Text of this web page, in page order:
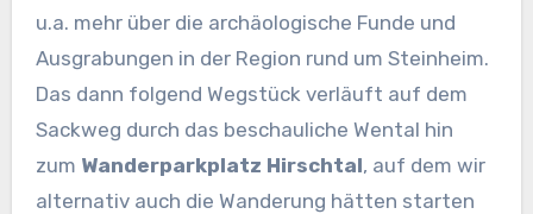
u.a. mehr über die archäologische Funde und
Ausgrabungen in der Region rund um Steinheim.
Das dann folgend Wegstück verläuft auf dem
Sackweg durch das beschauliche Wental hin
zum Wanderparkplatz Hirschtal, auf dem wir
alternativ auch die Wanderung hätten starten